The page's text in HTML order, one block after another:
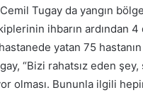
Tugay da yangın
ihbarın ardından
yatan 75
“Bizi rahatsız eden
olması. Bununla ilgili